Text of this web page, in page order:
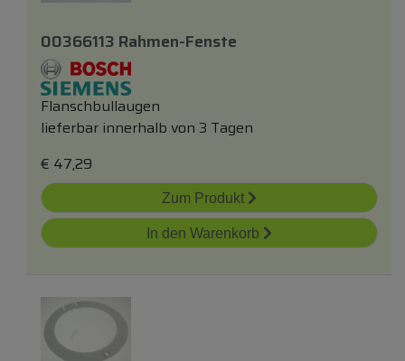
00366113 Rahmen-Fenste
Flanschbullaugen
lieferbar innerhalb von 3 Tagen
€ 47,29
Zum Produkt
In den Warenkorb